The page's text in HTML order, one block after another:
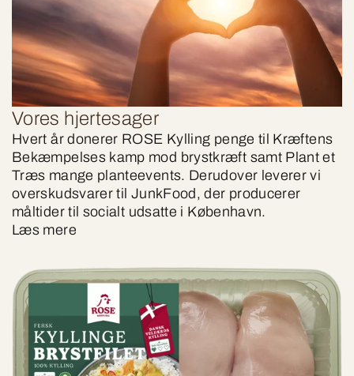
Vores hjertesager
Hvert år donerer ROSE Kylling penge til Kræftens
Bekæmpelses kamp mod brystkræft samt Plant et
Træs mange planteevents. Derudover leverer vi
overskudsvarer til JunkFood, der producerer
måltider til socialt udsatte i København.
Læs mere